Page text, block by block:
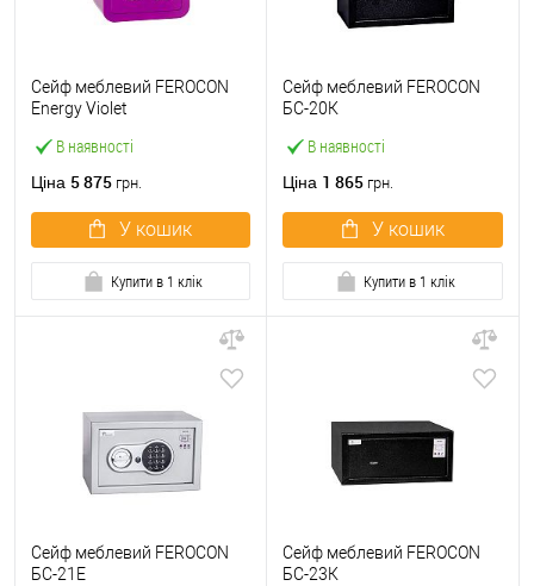
В наявності
Сейф меблевий FEROCON
Energy Violet
Ціна 5 875 грн.
У кошик
Купити в 1 клік
В наявності
Сейф меблевий FEROCON
БС-20К
Ціна 1 865 грн.
У кошик
Купити в 1 клік
Сейф меблевий FEROCON
БС-21Е
Сейф меблевий FEROCON
БС-23К